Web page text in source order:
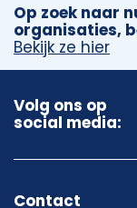
Op zoek naar
organisaties,
Bekijk ze hier
Volg ons op
social media:
Contact